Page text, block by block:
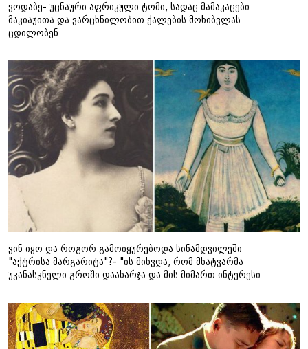
ვოდაბე- უცნაური აფრიკული ტომი, სადაც მამაკაცები
მაკიაჟითა და ვარცხნილობით ქალების მოხიბვლას
ცდილობენ
ვინ იყო და როგორ გამოიყურებოდა სინამდვილეში
"აქტრისა მარგარიტა"?- "ის მიხვდა, რომ მხატვარმა
უკანასკნელი გროში დაახარჯა და მის მიმართ ინტერესი